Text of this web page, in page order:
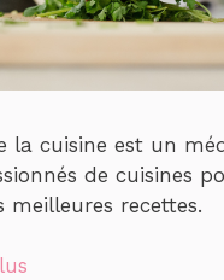
la cuisine est un
de cuisines
meilleures recettes.